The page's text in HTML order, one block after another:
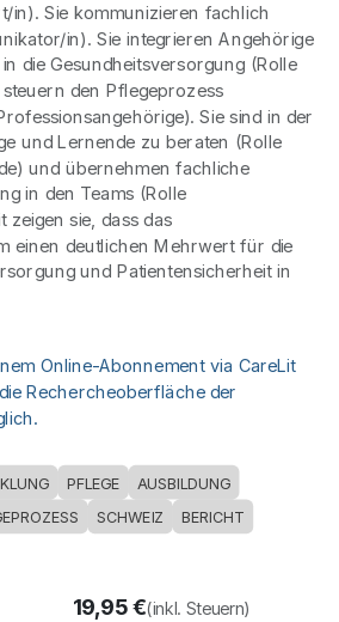
in). Sie kommunizieren fachlich
in). Sie integrieren Angehörige
die Gesundheitsversorgung (Rolle
den Pflegeprozess
Sie sind in der
und Lernende zu beraten (Rolle
und übernehmen fachliche
in den Teams (Rolle
zeigen sie, dass das
einen deutlichen Mehrwert für die
und Patientensicherheit in
Online-Abonnement via CareLit
Rechercheoberfläche der
PFLEGE
AUSBILDUNG
SCHWEIZ BERICHT
19,95€(inkl. Steuern)